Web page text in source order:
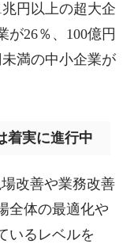
兆円以上の超大企
が26％、100億円
満の中小企業が
着実に進行中
改善や業務改善
全体の最適化や
いるレベルを